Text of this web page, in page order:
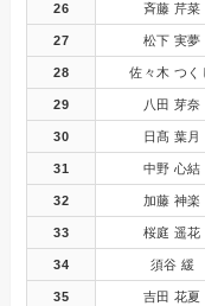
26 斉藤 芹菜
27 松下 実夢
28 佐々木 つく
29 八田 芽奈
30 日髙 葉月
31 中野 心結
32 加藤 神楽
33 桜庭 遥花
34 須谷 緩
35 吉田 花夏